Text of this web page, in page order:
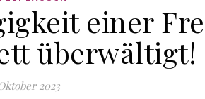
einer
überwältigt!
2023